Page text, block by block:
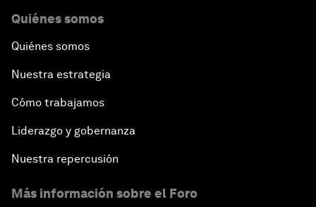
Quiénes somos
Quiénes somos
Nuestra estrategia
Cómo trabajamos
Liderazgo y gobernanza
Nuestra repercusión
Más información sobre el Foro